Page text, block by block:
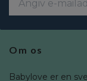
Om os
Babylove er en